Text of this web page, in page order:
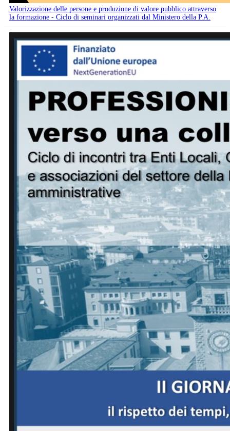
Valorizzazione delle persone e produzione di valore pubblico attraverso
la formazione - Ciclo di seminari organizzati dal Ministero della P.A.